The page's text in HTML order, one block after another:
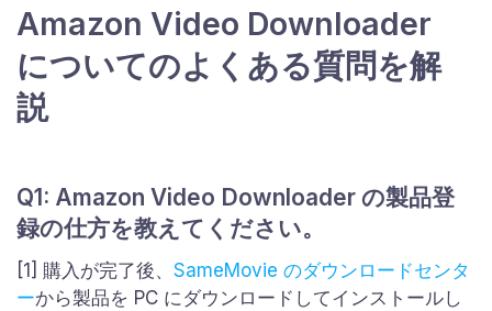
Amazon Video Downloader
についてのよくある質問を解
説
Q1: Amazon Video Downloader の製品登
録の仕方を教えてください。
[1] 購入が完了後、 SameMovie のダウンロードセンタ
ーから製品を PC にダウンロードしてインストールし